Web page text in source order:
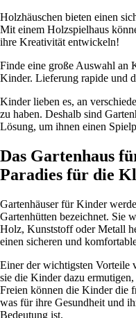
Holzhäuschen bieten einen
Mit einem Holzspielhaus
ihre Kreativität entwickeln!
Finde eine große Auswahl an
Kinder. Lieferung rapide und
Kinder lieben es, an
zu haben. Deshalb sind
Lösung, um ihnen einen
Das Gartenhaus
Paradies für die
Gartenhäuser für Kinder
Gartenhütten bezeichnet. Sie
Holz, Kunststoff oder Metall
einen sicheren und
Einer der wichtigsten Vorteile
sie die Kinder dazu
Freien können die Kinder die
was für ihre Gesundheit und
Bedeutung ist.